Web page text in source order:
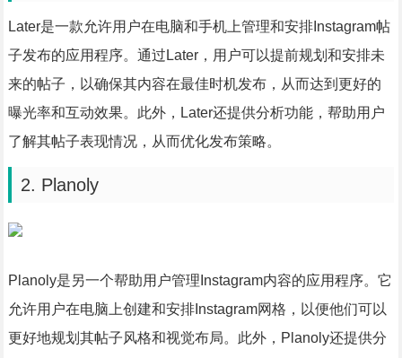
Later是一款允许用户在电脑和手机上管理和安排Instagram帖
子发布的应用程序。通过Later，用户可以提前规划和安排未
来的帖子，以确保其内容在最佳时机发布，从而达到更好的
曝光率和互动效果。此外，Later还提供分析功能，帮助用户
了解其帖子表现情况，从而优化发布策略。
2. Planoly
Planoly是另一个帮助用户管理Instagram内容的应用程序。它
允许用户在电脑上创建和安排Instagram网格，以便他们可以
更好地规划其帖子风格和视觉布局。此外，Planoly还提供分